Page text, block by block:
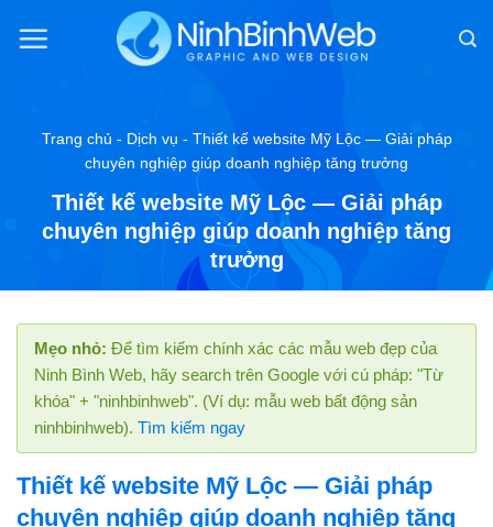
đến
Trang chủ - Dịch vụ - Thiết kế website Mỹ Lộc — Giải pháp
chuyên nghiệp giúp doanh nghiệp tăng trưởng
Thiết kế website Mỹ Lộc — Giải pháp
chuyên nghiệp giúp doanh nghiệp tăng
trưởng
Mẹo nhỏ: Để tìm kiếm chính xác các mẫu web đẹp của
Ninh Bình Web, hãy search trên Google với cú pháp: "Từ
khóa" + "ninhbinhweb". (Ví dụ: mẫu web bất động sản
ninhbinhweb). Tìm kiếm ngay
Thiết kế website Mỹ Lộc — Giải pháp
chuyên nghiệp giúp doanh nghiệp tăng